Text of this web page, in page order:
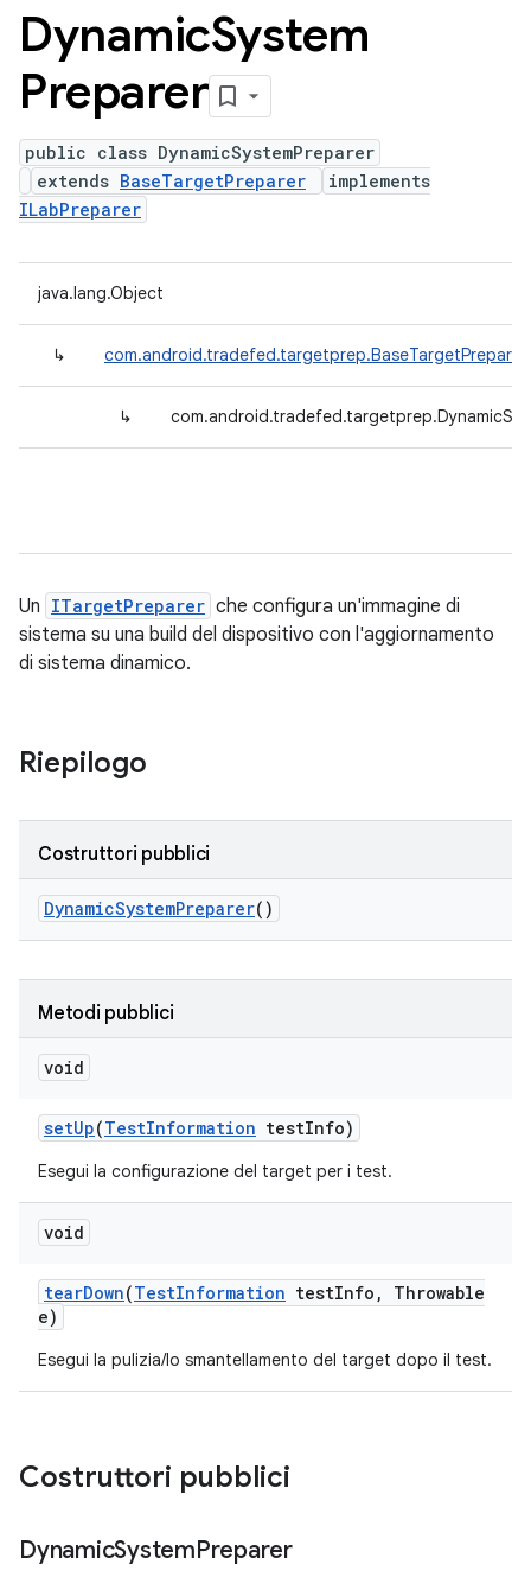
DynamicSystem
Preparer
public class DynamicSystemPreparer
extends BaseTargetPreparer
implements
ILabPreparer
java.lang.Object
↳ com.android.tradefed.targetprep.BaseTargetPreparer
↳
Un ITargetPreparer che configura un'immagine di
sistema su una build del dispositivo con l'aggiornamento
di sistema dinamico.
Riepilogo
Costruttori pubblici
DynamicSystemPreparer()
Metodi pubblici
void
setUp(TestInformation testInfo)
Esegui la configurazione del target per i test.
void
tearDown(TestInformation testInfo ,
Throwable
e)
Esegui la pulizia/lo smantellamento del target dopo il test.
Costruttori pubblici
DynamicSystemPreparer